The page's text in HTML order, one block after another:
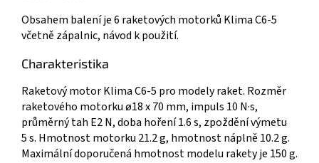
Obsahem balení je 6 raketových motorků Klima C6-5
včetně zápalnic, návod k použití.
Charakteristika
Raketový motor Klima C6-5 pro modely raket. Rozměr
raketového motorku ø18 x 70 mm, impuls 10 N·s,
průměrný tah E2 N, doba hoření 1.6 s, zpoždění výmetu
5 s. Hmotnost motorku 21.2 g, hmotnost náplně 10.2 g.
Maximální doporučená hmotnost modelu rakety je 150 g.